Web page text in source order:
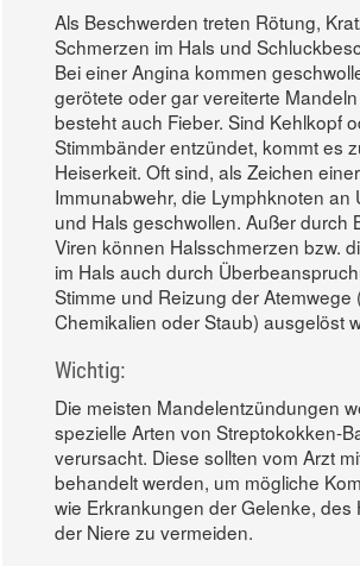
Als Beschwerden treten Rötung,
Schmerzen im Hals und
Bei einer Angina kommen
gerötete oder gar vereiterte
besteht auch Fieber. Sind Kehlkopf
Stimmbänder entzündet, kommt es
Heiserkeit. Oft sind, als Zeichen
Immunabwehr, die Lymphknoten an
und Hals geschwollen. Außer durch
Viren können Halsschmerzen bzw.
im Hals auch durch
Stimme und Reizung der Atemwege
Chemikalien oder Staub) ausgelöst
Wichtig:
Die meisten Mandelentzündungen
spezielle Arten von Streptokokken-
verursacht. Diese sollten vom Arzt
behandelt werden, um mögliche
wie Erkrankungen der Gelenke, des
der Niere zu vermeiden.